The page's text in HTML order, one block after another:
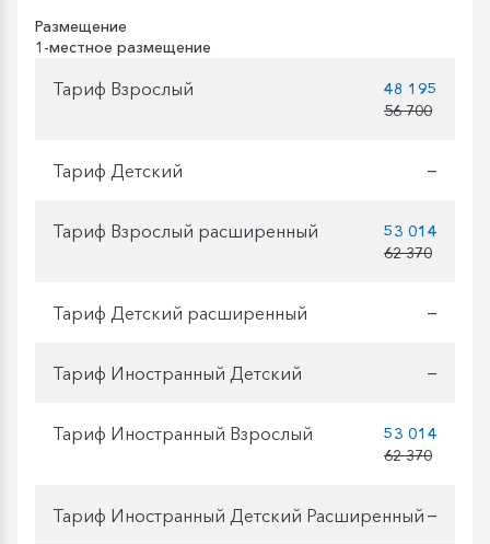
Размещение
1-местное размещение
Тариф Взрослый
48 195
56 700
Тариф Детский —
Тариф Взрослый расширенный
53 014
62 370
Тариф Детский расширенный —
Тариф Иностранный Детский —
Тариф Иностранный Взрослый
53 014
62 370
Тариф Иностранный Детский Расширенный —